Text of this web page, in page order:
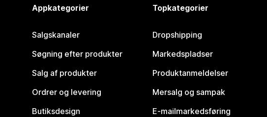
Appkategorier
Salgskanaler
Søgning efter produkter
Salg af produkter
Ordrer og levering
Butiksdesign
Topkategorier
Dropshipping
Markedspladser
Produktanmeldelser
Mersalg og sampak
E-mailmarkedsføring